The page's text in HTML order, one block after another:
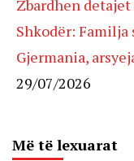
Zbardhen
Shkodër:
Gjermania,
29/07/2026
Më të lexuarat